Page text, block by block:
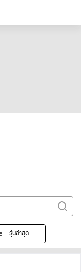
รุ่นล่าสุด